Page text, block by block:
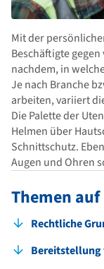
Mit der
Beschäftigte
nachdem, in
Je nach Branche
arbeiten, variiert
Die Palette der
Helmen über
Schnittschutz.
Augen und Ohren
Themen
Rechtliche
Bereitstellung